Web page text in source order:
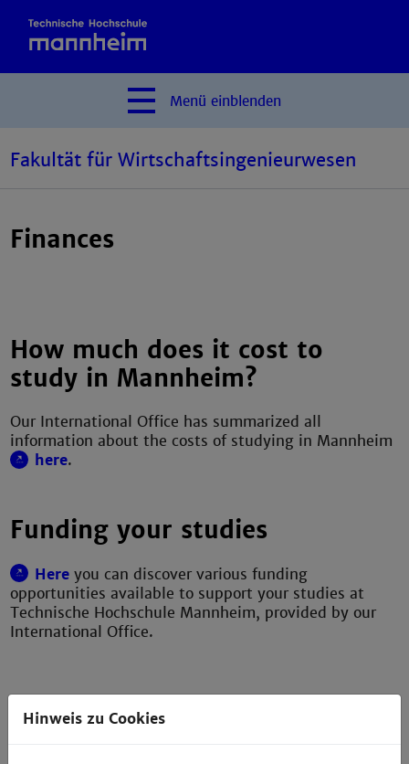
Menü einblenden
Fakultät für Wirtschaftsingenieurwesen
Finances
How much does it cost to
study in Mannheim?
Our International Office has summarized all
information about the costs of studying in Mannheim
here.
Funding your studies
Here you can discover various funding
opportunities available to support your studies at
Technische Hochschule Mannheim, provided by our
International Office.
Hinweis zu Cookies